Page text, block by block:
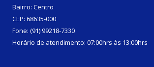
Bairro: Centro
CEP: 68635-000
Fone: (91) 99218-7330
Horário de atendimento: 07:00hrs às 13:00hrs